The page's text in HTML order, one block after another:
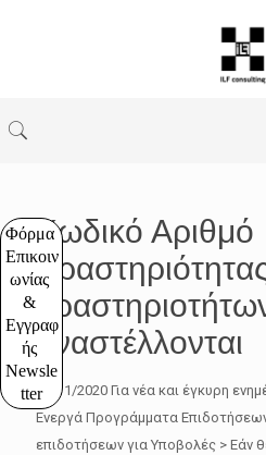
Φόρμα
Επικοιν
ωνίας
&
Εγγραφ
ής
Newsle
tter
Κωδικό Αριθμό
αναστέλλονται
27/11/2020 Για νέα και έγκυρη
Ενεργά Προγράμματα
επιδοτήσεων για Υποβολές > Εάν